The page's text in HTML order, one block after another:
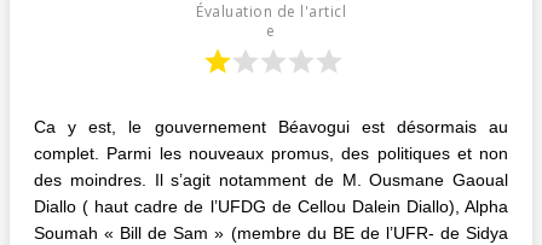
Évaluation de l'articl
e
Ca y est, le gouvernement Béavogui est désormais au
complet. Parmi les nouveaux promus, des politiques et non
des moindres. Il s’agit notamment de M. Ousmane Gaoual
Diallo ( haut cadre de l’UFDG de Cellou Dalein Diallo), Alpha
Soumah « Bill de Sam » (membre du BE de l’UFR- de Sidya